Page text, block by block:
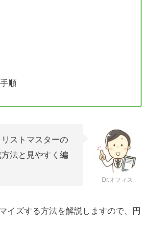
順
ストマスターの
法と見やすく編
Dr.オフィス
イズする方法を解説しますので、円